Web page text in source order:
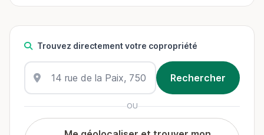
Trouvez directement votre copropriété
OU